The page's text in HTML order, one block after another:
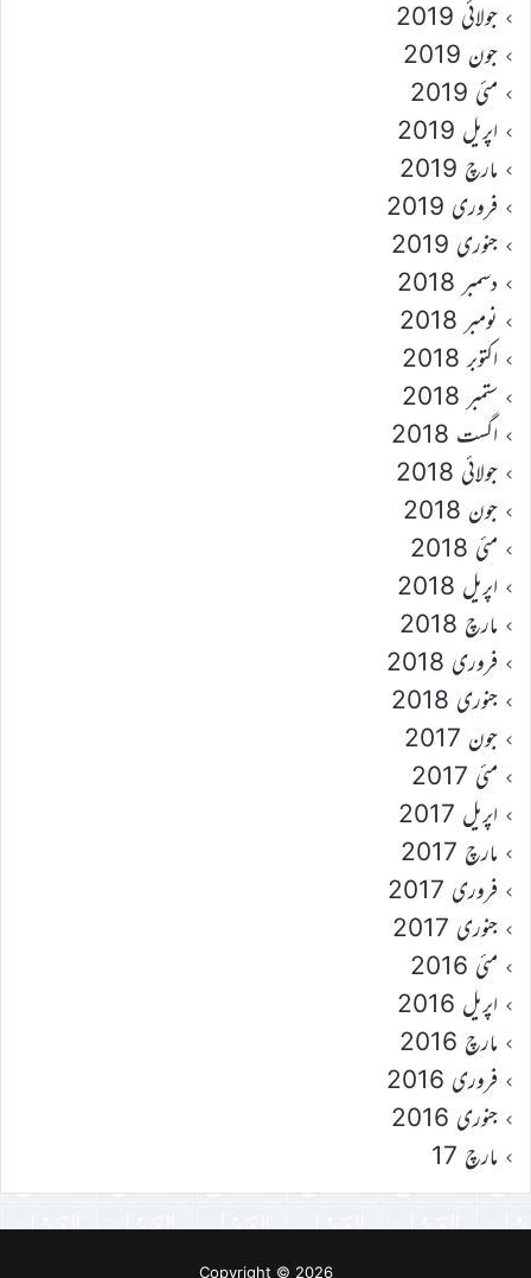
جولائی 2019
جون 2019
مئی 2019
اپریل 2019
مارچ 2019
فروری 2019
جنوری 2019
دسمبر 2018
نومبر 2018
اکتوبر 2018
ستمبر 2018
اگست 2018
جولائی 2018
جون 2018
مئی 2018
اپریل 2018
مارچ 2018
فروری 2018
جنوری 2018
جون 2017
مئی 2017
اپریل 2017
مارچ 2017
فروری 2017
جنوری 2017
مئی 2016
اپریل 2016
مارچ 2016
فروری 2016
جنوری 2016
مارچ 17
Copyright © 2026